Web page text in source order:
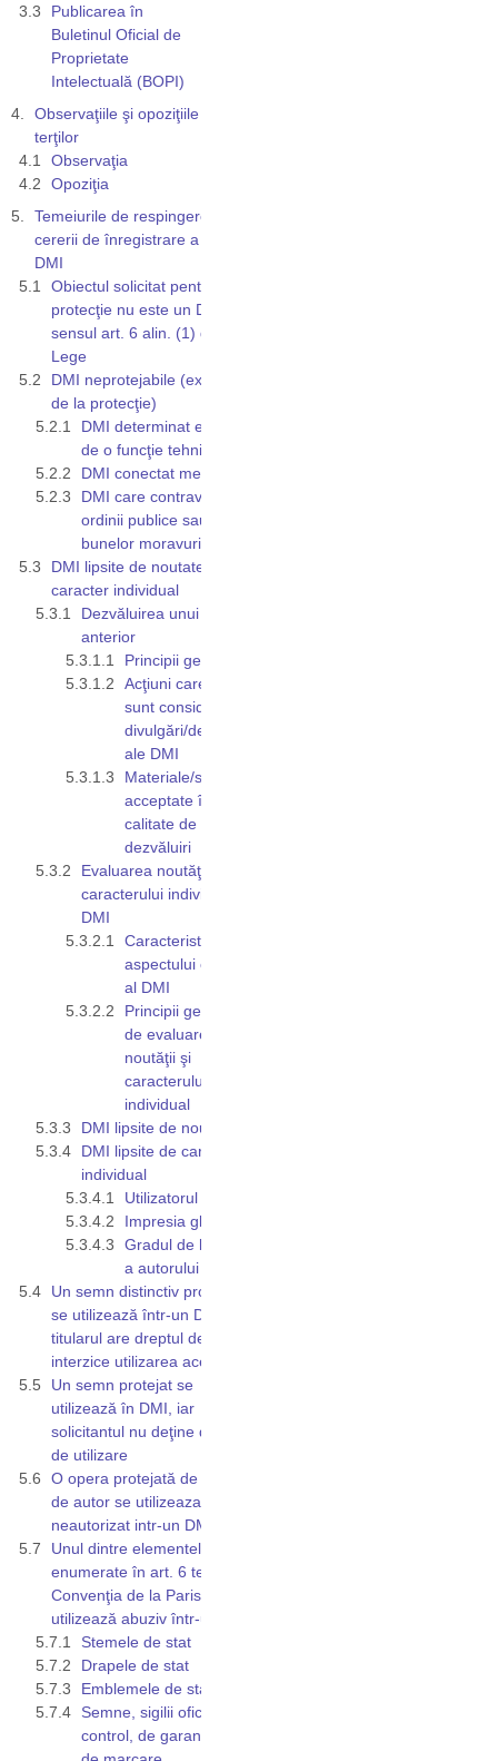
Publicarea în
Buletinul Oficial de
Proprietate
Intelectuală (BOPI)
Observaţiile şi opoziţiile
terţilor
Observaţia
Opoziţia
Temeiurile de respingere a
cererii de înregistrare a unui
DMI
Obiectul solicitat pentru
protecţie nu este un DMI în
sensul art. 6 alin. (1) din
Lege
DMI neprotejabile (excluse
de la protecţie)
DMI determinat exclusiv
de o funcţie tehnică
DMI conectat mecanic
DMI care contravine
ordinii publice sau
bunelor moravuri
DMI lipsite de noutate şi
caracter individual
Dezvăluirea unui DMI
anterior
Principii generale
Acţiuni care nu
sunt considerate
divulgări/dezvăluiri
ale DMI
Materiale/surse
acceptate în
calitate de
dezvăluiri
Evaluarea noutăţii şi
caracterului individual al
DMI
Caracteristicile
aspectului exterior
al DMI
Principii generale
de evaluare a
noutăţii şi
caracterului
individual
DMI lipsite de noutate
DMI lipsite de caracter
individual
Utilizatorul avizat
Impresia globală
Gradul de liberate
a autorului
Un semn distinctiv protejat
se utilizează într-un DMI, iar
titularul are dreptul de a
interzice utilizarea acestuia
Un semn protejat se
utilizează în DMI, iar
solicitantul nu deţine dreptul
de utilizare
O opera protejată de dreptul
de autor se utilizeaza
neautorizat intr-un DMI
Unul dintre elementele
enumerate în art. 6 ter din
Convenţia de la Paris se
utilizează abuziv într-un DMI
Stemele de stat
Drapele de stat
Emblemele de stat
Semne, sigilii oficiale de
control, de garanție şi